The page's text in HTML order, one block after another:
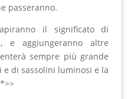
passeranno.
il significato di
e aggiungeranno altre
sempre più grande
e di sassolini luminosi e la